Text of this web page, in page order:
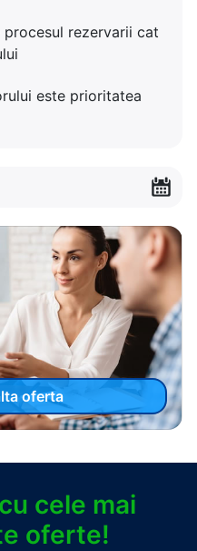
rezervarii cat
este prioritatea
oferta
cele mai
oferte!